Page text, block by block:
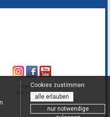
https://lumina-swiss.ch
4.82 / 5.00 basiert auf 1905
Bewertungen
Cookies zustimmen:
alle erlauben
nur notwendige